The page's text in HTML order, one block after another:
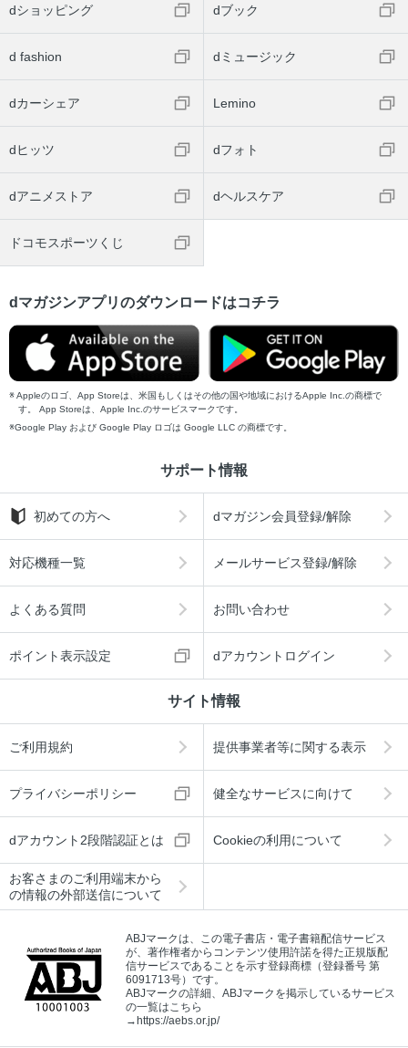
dショッピング dブック
d fashion dミュージック
dカーシェア Lemino
dヒッツ dフォト
dアニメストア dヘルスケア
ドコモスポーツくじ
dマガジンアプリのダウンロードはコチラ
Appleのロゴ、App Storeは、米国もしくはその他の国や地域におけるApple Inc.の商標で
す。 App Storeは、Apple Inc.のサービスマークです。
Google Play および Google Play ロゴは Google LLC の商標です。
サポート情報
初めての方へ dマガジン会員登録/解除
対応機種一覧 メールサービス登録/解除
よくある質問 お問い合わせ
ポイント表示設定 dアカウントログイン
サイト情報
ご利用規約 提供事業者等に関する表示
プライバシーポリシー 健全なサービスに向けて
dアカウント2段階認証とは Cookieの利用について
お客さまのご利用端末から
の情報の外部送信について
ABJマークは、この電子書店・電子書籍配信サービス
が、著作権者からコンテンツ使用許諾を得た正規版配
信サービスであることを示す登録商標（登録番号 第
6091713号）です。
ABJマークの詳細、ABJマークを掲示しているサービス
の一覧はこちら
→https://aebs.or.jp/